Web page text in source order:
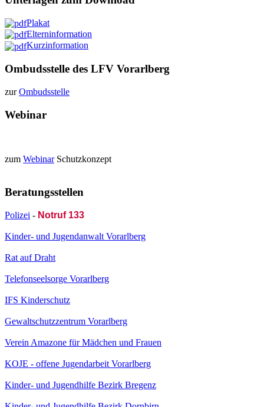
Plakat
Elterninformation
Kurzinformation
Ombudsstelle des LFV Vorarlberg
zurOmbudsstelle
Webinar
zum WebinarSchutzkonzept
Beratungsstellen
Polizei - Notruf 133
Kinder- und Jugendanwalt Vorarlberg
Rat auf Draht
Telefonseelsorge Vorarlberg
IFS Kinderschutz
Gewaltschutzzentrum Vorarlberg
Verein Amazone für Mädchen und Frauen
KOJE - offene Jugendarbeit Vorarlberg
Kinder- und Jugendhilfe Bezirk Bregenz